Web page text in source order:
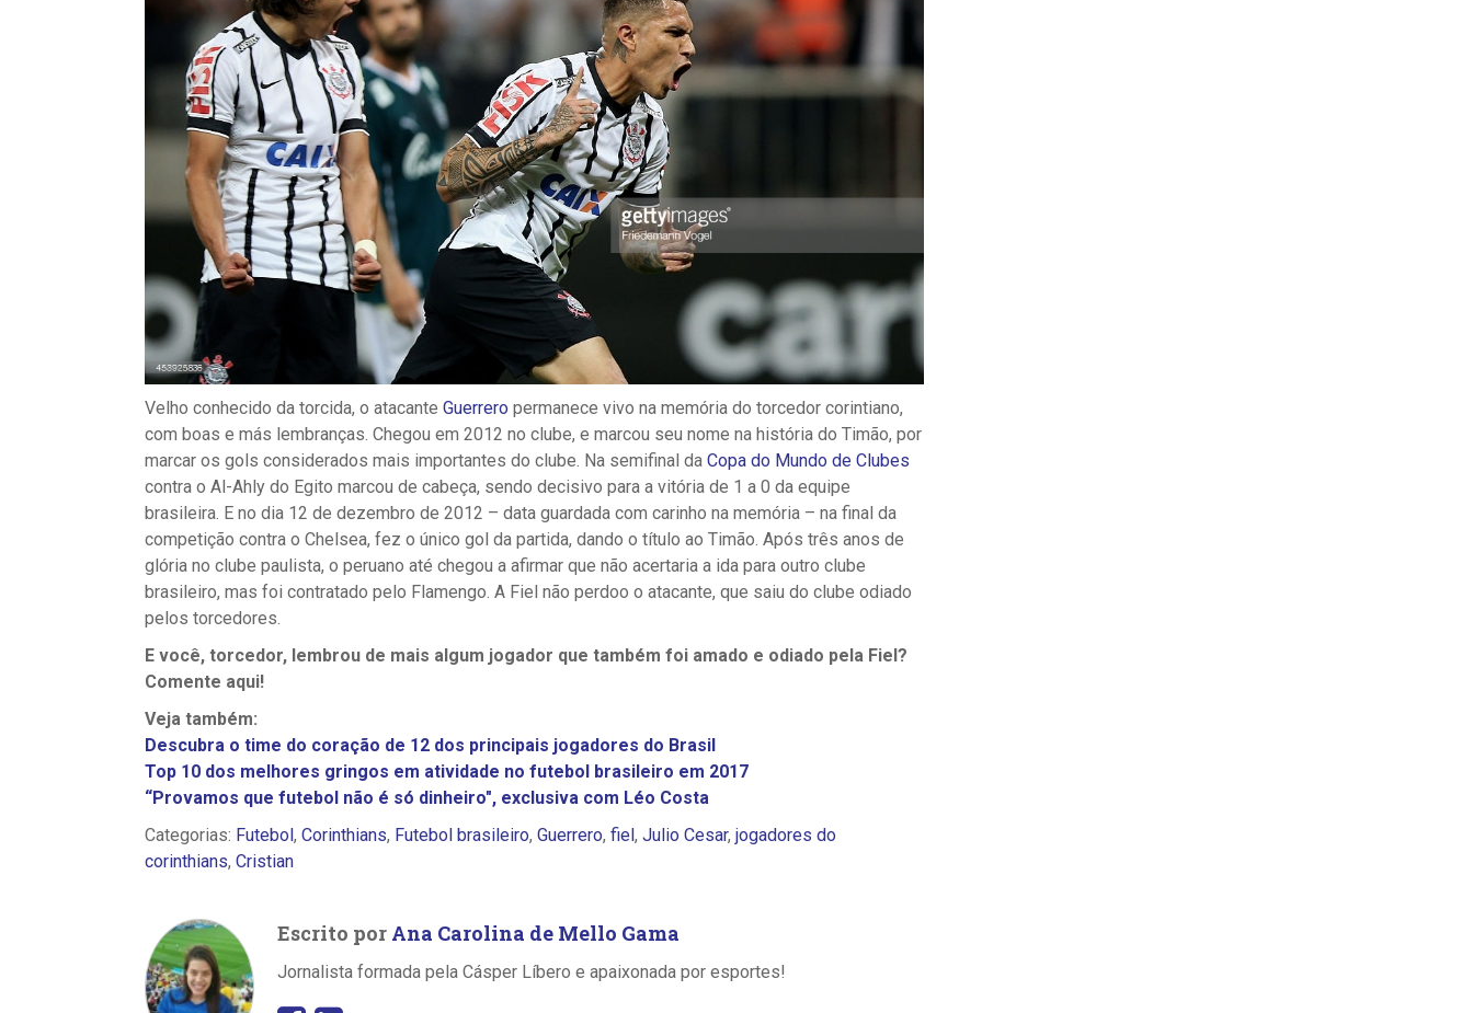
Velho conhecido da torcida, o atacante Guerrero permanece vivo na memória do torcedor corintiano,
com boas e más lembranças. Chegou em 2012 no clube, e marcou seu nome na história do Timão, por
marcar os gols considerados mais importantes do clube. Na semifinal da Copa do Mundo de Clubes
contra o Al-Ahly do Egito marcou de cabeça, sendo decisivo para a vitória de 1 a 0 da equipe
brasileira. E no dia 12 de dezembro de 2012 – data guardada com carinho na memória – na final da
competição contra o Chelsea, fez o único gol da partida, dando o título ao Timão. Após três anos de
glória no clube paulista, o peruano até chegou a afirmar que não acertaria a ida para outro clube
brasileiro, mas foi contratado pelo Flamengo. A Fiel não perdoo o atacante, que saiu do clube odiado
pelos torcedores.
E você, torcedor, lembrou de mais algum jogador que também foi amado e odiado pela Fiel?
Comente aqui!
Veja também:
Descubra o time do coração de 12 dos principais jogadores do Brasil
Top 10 dos melhores gringos em atividade no futebol brasileiro em 2017
“Provamos que futebol não é só dinheiro", exclusiva com Léo Costa
Categorias: Futebol, Corinthians, Futebol brasileiro, Guerrero, fiel, Julio Cesar, jogadores do
corinthians, Cristian
Escrito por Ana Carolina de Mello Gama
Jornalista formada pela Cásper Líbero e apaixonada por esportes!